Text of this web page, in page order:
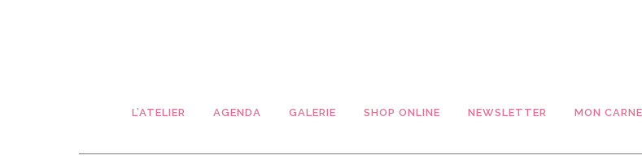
L’ATELIER AGENDA GALERIE SHOP ONLINE NEWSLETTER MON